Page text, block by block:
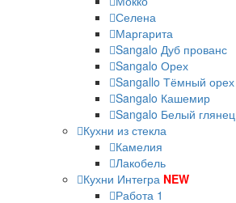
Селена
Маргарита
Sangalo Дуб прованс
Sangalo Орех
Sangallo Тёмный орех
Sangalo Кашемир
Sangalo Белый глянец
Кухни из стекла
Камелия
Лакобель
Кухни Интегра NEW
Работа 1